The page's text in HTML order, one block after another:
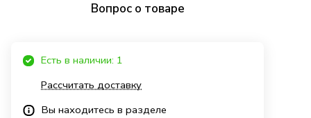
Вопрос о товаре
Есть в наличии: 1
Рассчитать доставку
Вы находитесь в разделе